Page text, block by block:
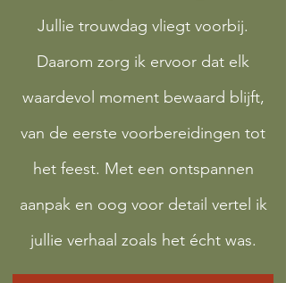
Jullie trouwdag vliegt voorbij.
Daarom zorg ik ervoor dat elk
waardevol moment bewaard blijft,
van de eerste voorbereidingen tot
het feest. Met een ontspannen
aanpak en oog voor detail vertel ik
jullie verhaal zoals het écht was.